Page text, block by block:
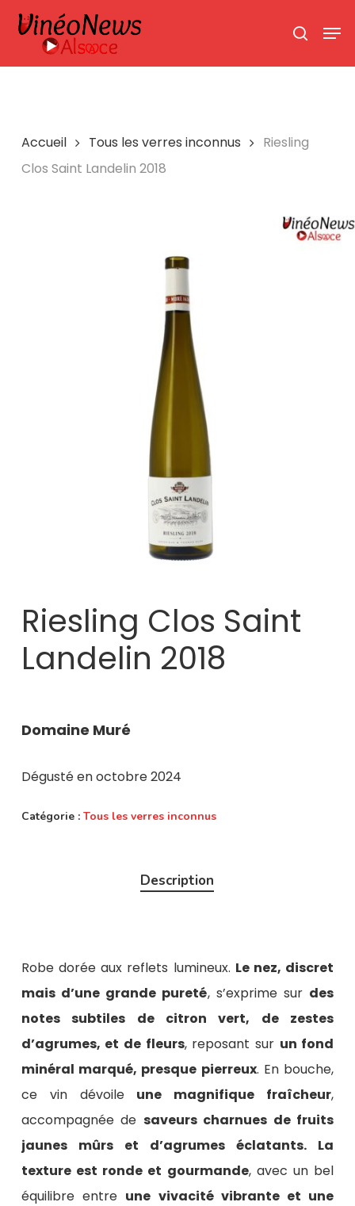
Skip
main
search
Accueil Tous les verres inconnus
Riesling
Clos Saint Landelin 2018
Riesling Clos Saint
Landelin 2018
Domaine Muré
Dégusté en octobre 2024
Catégorie : Tous les verres inconnus
Description
Robe dorée aux reflets lumineux. Le nez, discret
mais d’une grande pureté, s’exprime sur des
notes subtiles de citron vert, de zestes
d’agrumes, et de fleurs, reposant sur un fond
minéral marqué, presque pierreux. En bouche,
ce vin dévoile une magnifique fraîcheur,
accompagnée de saveurs charnues de fruits
jaunes mûrs et d’agrumes éclatants. La
texture est ronde et gourmande, avec un bel
équilibre entre une vivacité vibrante et une